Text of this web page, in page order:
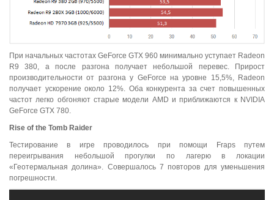
При начальных частотах GeForce GTX 960 минимально уступает Radeon
R9 380, а после разгона получает небольшой перевес. Прирост
производительности от разгона у GeForce на уровне 15,5%, Radeon
получает ускорение около 12%. Оба конкурента за счет повышенных
частот легко обгоняют старые модели AMD и приближаются к NVIDIA
GeForce GTX 780.
Rise of the Tomb Raider
Тестирование в игре проводилось при помощи Fraps путем
переигрывания небольшой прогулки по лагерю в локации
«Геотермальная долина». Совершалось 7 повторов для уменьшения
погрешности.